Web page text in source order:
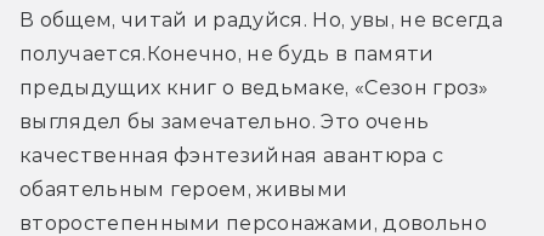
В общем, читай и радуйся. Но, увы, не всегда
получается.Конечно, не будь в памяти
предыдущих книг о ведьмаке, «Сезон гроз»
выглядел бы замечательно. Это очень
качественная фэнтезийная авантюра с
обаятельным героем, живыми
второстепенными персонажами, довольно